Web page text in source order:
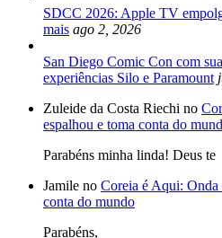
SDCC 2026: Apple TV
mais ago 2, 2026
San Diego Comic Con com
experiências Silo e Paramount
Zuleide da Costa Riechi no
espalhou e toma conta do
Parabéns minha linda! Deus te
Jamile no Coreia é Aqui: Onda
conta do mundo
Parabéns,